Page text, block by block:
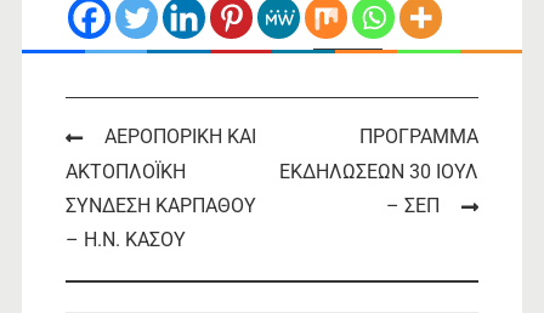
2022-07-15-10-27 Download
Post
navigation
ΑΕΡΟΠΟΡΙΚΗ ΚΑΙ
ΑΚΤΟΠΛΟΪΚΗ
ΣΥΝΔΕΣΗ ΚΑΡΠΑΘΟΥ
– Η.Ν. ΚΑΣΟΥ
ΠΡΟΓΡΑΜΜΑ
ΕΚΔΗΛΩΣΕΩΝ 30 ΙΟΥΛ
– ΣΕΠ